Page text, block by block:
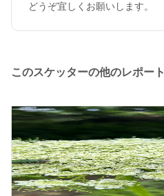
どうぞ宜しくお願いします。
このスケッターの他のレポート